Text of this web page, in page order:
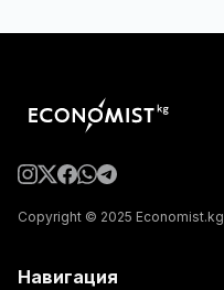
Copyright © 2025 Economist.kg
Навигация